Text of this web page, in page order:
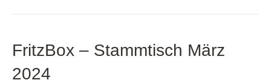
FritzBox – Stammtisch März
2024